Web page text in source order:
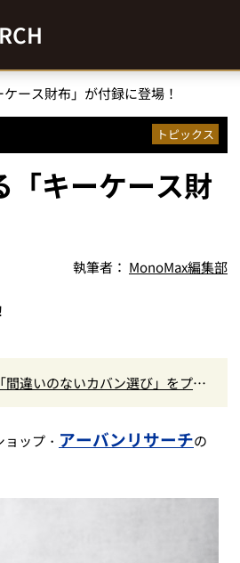
ース財布」が付録に登場！
トピックス
「キーケース財
執筆者： MonoMax編集部
間違いのないカバン選び」をプロ
ップ・ アーバンリサーチの